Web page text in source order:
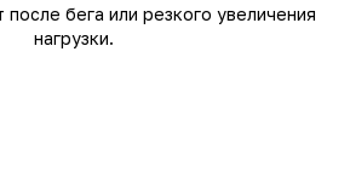
бега или резкого увеличения
нагрузки.